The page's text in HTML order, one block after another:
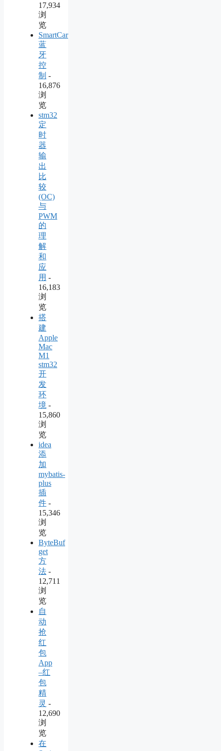
17,934
浏
览
SmartCar
蓝
牙
控
制 -
16,876
浏
览
stm32
定
时
器
输
出
比
较
(OC)
与
PWM
的
理
解
和
应
用 -
16,183
浏
览
搭
建
Apple
Mac
M1
stm32
开
发
环
境 -
15,860
浏
览
idea
添
加
mybatis-
plus
插
件 -
15,346
浏
览
ByteBuf
get
方
法 -
12,711
浏
览
自
动
抢
红
包
App
–红
包
精
灵 -
12,690
浏
览
在